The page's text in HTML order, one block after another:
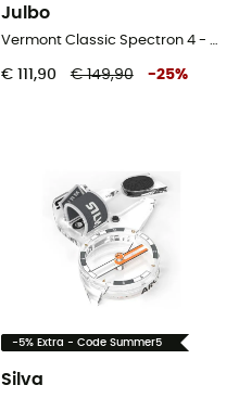
Julbo
€ 111,90 € 149,90 -25%
-5% Extra - Code Summer5
Silva